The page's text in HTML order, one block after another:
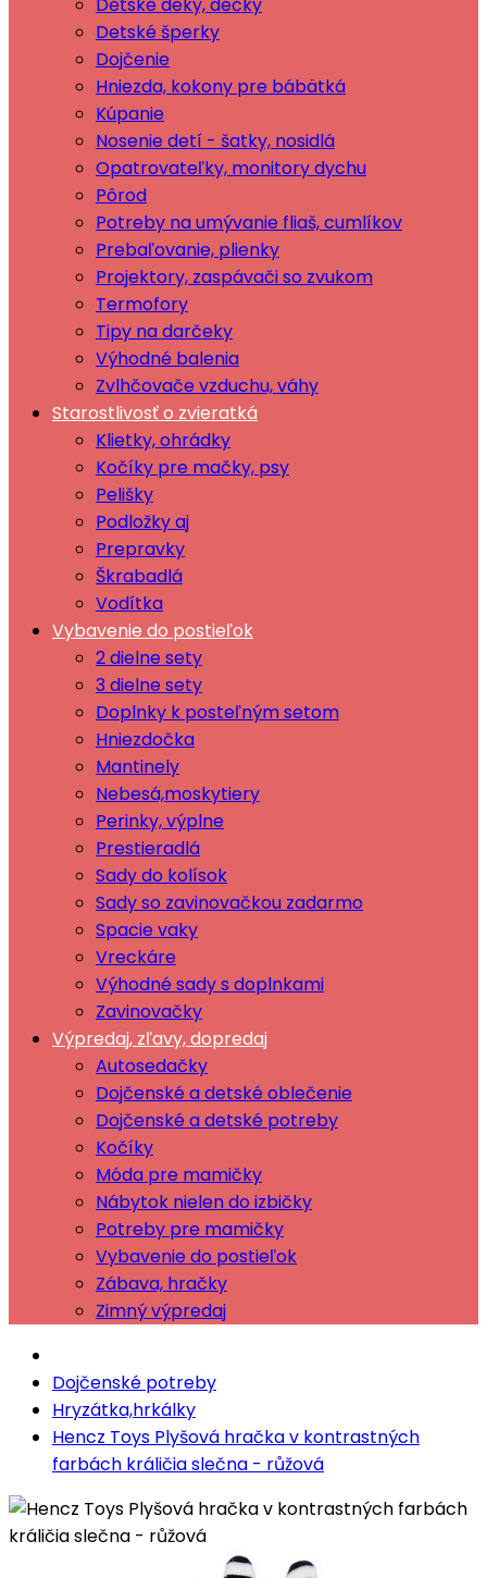
Detské šperky
Dojčenie
Hniezda, kokony pre bábätká
Kúpanie
Nosenie detí - šatky, nosidlá
Opatrovateľky, monitory dychu
Pôrod
Potreby na umývanie fliaš, cumlíkov
Prebaľovanie, plienky
Projektory, zaspávači so zvukom
Termofory
Tipy na darčeky
Výhodné balenia
Zvlhčovače vzduchu, váhy
Starostlivosť o zvieratká
Klietky, ohrádky
Kočíky pre mačky, psy
Pelišky
Podložky aj
Prepravky
Škrabadlá
Vodítka
Vybavenie do postieľok
2 dielne sety
3 dielne sety
Doplnky k posteľným setom
Hniezdočka
Mantinely
Nebesá,moskytiery
Perinky, výplne
Prestieradlá
Sady do kolísok
Sady so zavinovačkou zadarmo
Spacie vaky
Vreckáre
Výhodné sady s doplnkami
Zavinovačky
Výpredaj, zľavy, dopredaj
Autosedačky
Dojčenské a detské oblečenie
Dojčenské a detské potreby
Kočíky
Móda pre mamičky
Nábytok nielen do izbičky
Potreby pre mamičky
Vybavenie do postieľok
Zábava, hračky
Zimný výpredaj
Dojčenské potreby
Hryzátka,hrkálky
Hencz Toys Plyšová hračka v kontrastných
farbách králičia slečna - růžová